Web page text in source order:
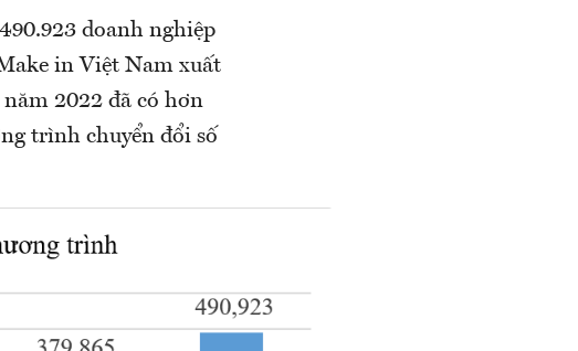
doanh nghiệp
in Việt Nam xuất
2022 đã có hơn
trình chuyển đổi số